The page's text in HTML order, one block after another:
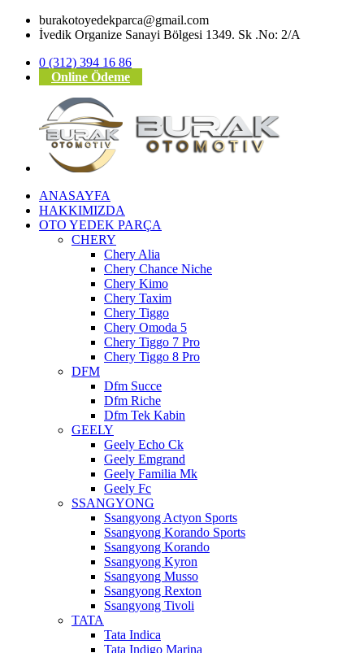
burakotoyedekparca@gmail.com
İvedik Organize Sanayi Bölgesi 1349. Sk .No: 2/A
0 (312) 394 16 86
Online Ödeme
ANASAYFA
HAKKIMIZDA
OTO YEDEK PARÇA
CHERY
Chery Alia
Chery Chance Niche
Chery Kimo
Chery Taxim
Chery Tiggo
Chery Omoda 5
Chery Tiggo 7 Pro
Chery Tiggo 8 Pro
DFM
Dfm Succe
Dfm Riche
Dfm Tek Kabin
GEELY
Geely Echo Ck
Geely Emgrand
Geely Familia Mk
Geely Fc
SSANGYONG
Ssangyong Actyon Sports
Ssangyong Korando Sports
Ssangyong Korando
Ssangyong Kyron
Ssangyong Musso
Ssangyong Rexton
Ssangyong Tivoli
TATA
Tata Indica
Tata Indigo Marina